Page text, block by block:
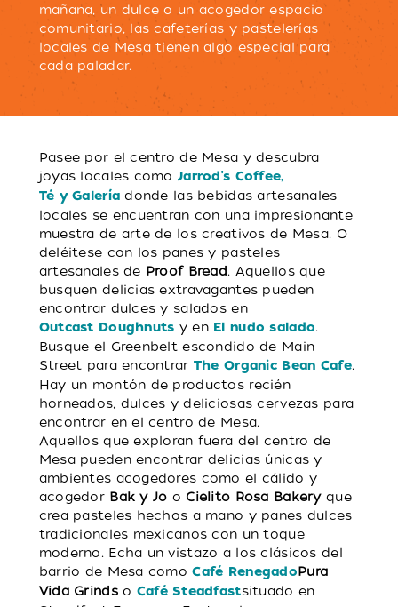
mañana, un dulce o un acogedor espacio
comunitario, las cafeterías y pastelerías
locales de Mesa tienen algo especial para
cada paladar.
Pasee por el centro de Mesa y descubra
joyas locales comoJarrod's Coffee,
Té y Galería donde las bebidas artesanales
locales se encuentran con una impresionante
muestra de arte de los creativos de Mesa. O
deléitese con los panes y pasteles
artesanales de Proof Bread. Aquellos que
busquen delicias extravagantes pueden
encontrar dulces y salados en
Outcast Doughnuts y en El nudo salado.
Busque el Greenbelt escondido de Main
Street para encontrar The Organic Bean Cafe.
Hay un montón de productos recién
horneados, dulces y deliciosas cervezas para
encontrar en el centro de Mesa.
Aquellos que exploran fuera del centro de
Mesa pueden encontrar delicias únicas y
ambientes acogedores como el cálido y
acogedor Bak y Jo o Cielito Rosa Bakeryque
crea pasteles hechos a mano y panes dulces
tradicionales mexicanos con un toque
moderno. Echa un vistazo a los clásicos del
barrio de Mesa comoCafé RenegadoPura
Vida Grindso Café Steadfastsituado en